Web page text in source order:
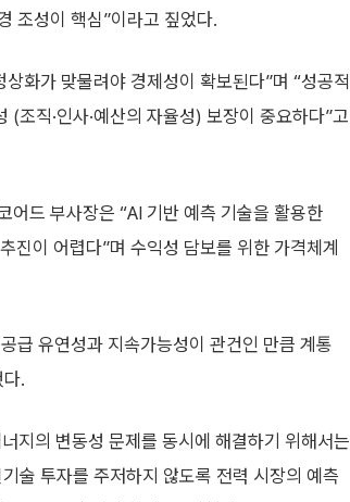
조성이 핵심”이라고 짚었다.
화가 맞물려야 경제성이 확보된다”며 “성공적
조직·인사·예산의 자율성) 보장이 중요하다”고
어드 부사장은 “AI 기반 예측 기술을 활용한
이 어렵다”며 수익성 담보를 위한 가격체계
급 유연성과 지속가능성이 관건인 만큼 계통
.
지의 변동성 문제를 동시에 해결하기 위해서는
술 투자를 주저하지 않도록 전력 시장의 예측